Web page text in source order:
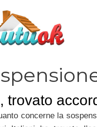
trovato
concerne la